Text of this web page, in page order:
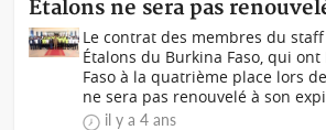
Étalons ne sera pas
Le contrat des membres du
Étalons du Burkina Faso, qui
Faso à la quatrième place lors
ne sera pas renouvelé à son
il y a 4 ans